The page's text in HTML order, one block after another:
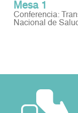
Mesa 1
Conferencia:
Nacional de